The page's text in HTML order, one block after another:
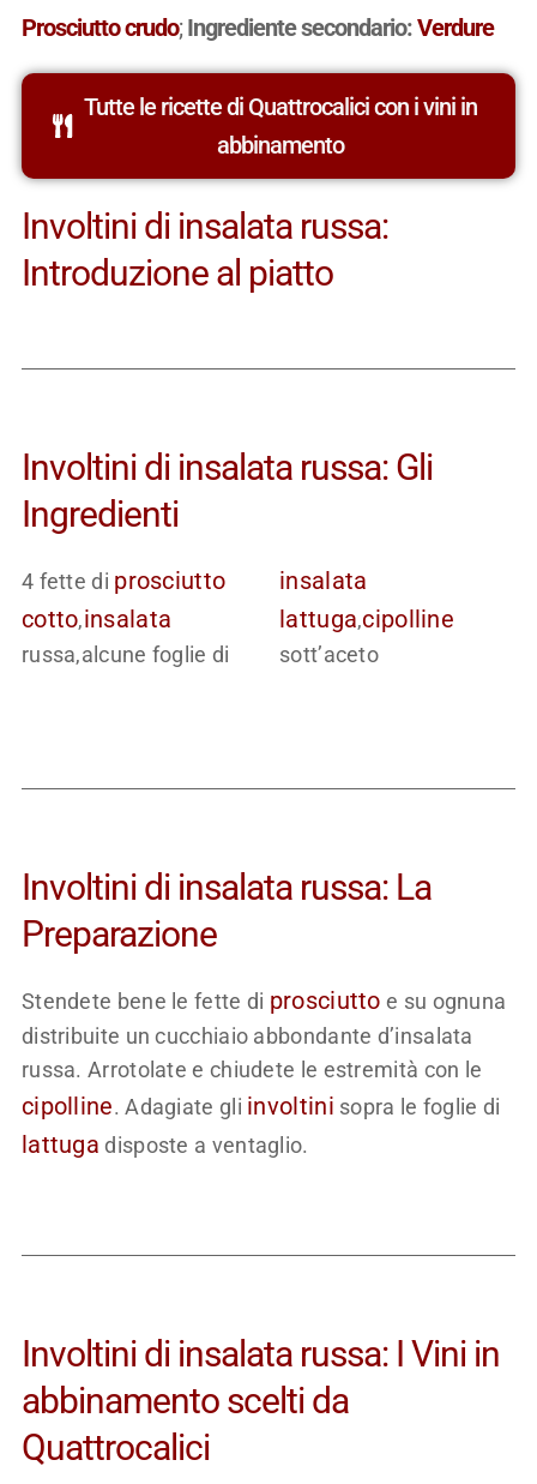
Prosciutto crudo;Ingrediente secondario:Verdure
Tutte le ricette di Quattrocalici con i vini in
abbinamento
Involtini di insalata russa:
Introduzione al piatto
Involtini di insalata russa: Gli
Ingredienti
4 fette di prosciutto
cotto,insalata
russa,alcune foglie di
insalata
lattuga,cipolline
sott’aceto
Involtini di insalata russa: La
Preparazione
Stendete bene le fette di prosciutto e su ognuna
distribuite un cucchiaio abbondante d’insalata
russa. Arrotolate e chiudete le estremità con le
cipolline. Adagiate gli involtini sopra le foglie di
lattuga disposte a ventaglio.
Involtini di insalata russa: I Vini in
abbinamento scelti da
Quattrocalici